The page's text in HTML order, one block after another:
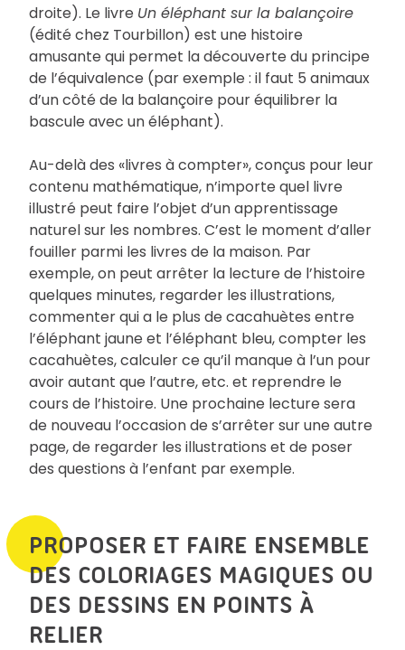
droite). Le livre Un éléphant sur la balançoire
(édité chez Tourbillon) est une histoire
amusante qui permet la découverte du principe
de l’équivalence (par exemple : il faut 5 animaux
d’un côté de la balançoire pour équilibrer la
bascule avec un éléphant).
Au-delà des «livres à compter», conçus pour leur
contenu mathématique, n’importe quel livre
illustré peut faire l’objet d’un apprentissage
naturel sur les nombres. C’est le moment d’aller
fouiller parmi les livres de la maison. Par
exemple, on peut arrêter la lecture de l’histoire
quelques minutes, regarder les illustrations,
commenter qui a le plus de cacahuètes entre
l’éléphant jaune et l’éléphant bleu, compter les
cacahuètes, calculer ce qu’il manque à l’un pour
avoir autant que l’autre, etc. et reprendre le
cours de l’histoire. Une prochaine lecture sera
de nouveau l’occasion de s’arrêter sur une autre
page, de regarder les illustrations et de poser
des questions à l’enfant par exemple.
PROPOSER ET FAIRE ENSEMBLE
DES COLORIAGES MAGIQUES OU
DES DESSINS EN POINTS À
RELIER